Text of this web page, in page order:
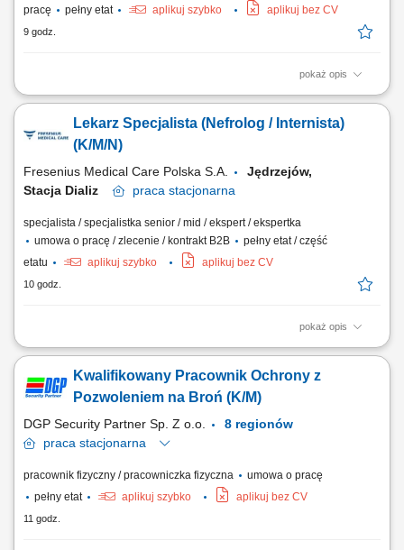
pracę
pełny etat aplikuj szybko aplikuj bez CV
9 godz.
pokaż opis
Zakres obowiązków: Koordynowanie realizacji usług porządkowych
utrzymywanie dobrych relacji z klientami oraz bieżąca współpraca z
kontrahentami. Nadzór nad wykorzystaniem materiałów i sprzętu
Lekarz Specjalista (Nefrolog / Internista)
(K/M/N)
Fresenius Medical Care Polska S.A.
Jędrzejów,
Stacja Dializ
praca stacjonarna
specjalista / specjalistka senior / mid / ekspert / ekspertka
umowa o pracę / zlecenie / kontrakt B2B
pełny etat / część
etatu
aplikuj szybko aplikuj bez CV
10 godz.
pokaż opis
Zakres obowiązków: Kompleksowa opieka nad pacjentami z chorobami
indywidualnych planów leczenia, kwalifikacja do dializ oraz dobór
metod leczenia. Prowadzenie diagnostyki, zlecanie i interpretacja
Kwalifikowany Pracownik Ochrony z
Pozwoleniem na Broń (K/M)
DGP Security Partner Sp. Z o.o.
praca stacjonarna
pracownik fizyczny / pracowniczka fizyczna
umowa o pracę
pełny etat
aplikuj szybko aplikuj bez CV
11 godz.